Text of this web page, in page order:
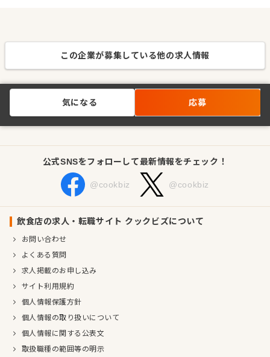
この企業が募集している他の求人情報
気になる 応募
公式SNSをフォローして最新情報をチェック！
@cookbiz @cookbiz
飲食店の求人・転職サイト クックビズについて
お問い合わせ
よくある質問
求人掲載のお申し込み
サイト利用規約
個人情報保護方針
個人情報の取り扱いについて
個人情報に関する公表文
取扱職種の範囲等の明示